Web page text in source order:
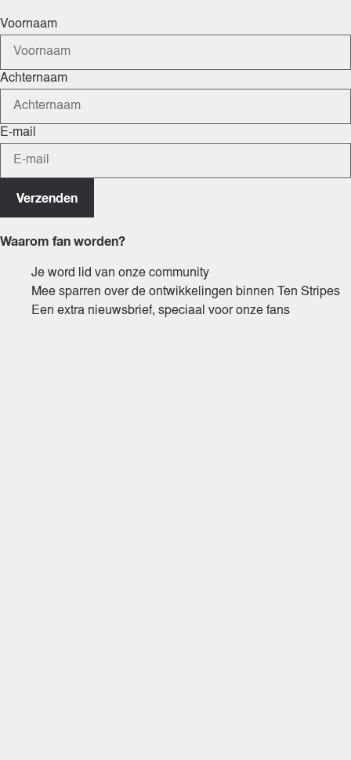
Voornaam
Achternaam
E-mail
Verzenden
Waarom fan worden?
Je word lid van onze community
Mee sparren over de ontwikkelingen binnen Ten Stripes
Een extra nieuwsbrief, speciaal voor onze fans